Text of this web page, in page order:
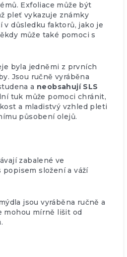
Exfoliace může být
pleť vykazuje známky
v důsledku faktorů, jako je
může také pomoci s
byla jedněmi z prvních
Jsou ručně vyráběna
a neobsahují SLS
tuk může pomoci chránit,
a mladistvý vzhled pleti
působení olejů.
zabalené ve
složení a váží
jsou vyráběna ručně a
mohou mírně lišit od